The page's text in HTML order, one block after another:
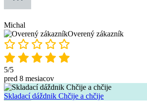
Michal
Overený zákazník
5/5
pred 8 mesiacov
Skladací dáždnik Chčije a chčije